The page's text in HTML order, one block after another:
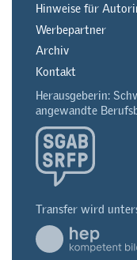
Hinweise für
Werbepartner
Archiv
Kontakt
Herausgeberin:
angewandte
Transfer wird